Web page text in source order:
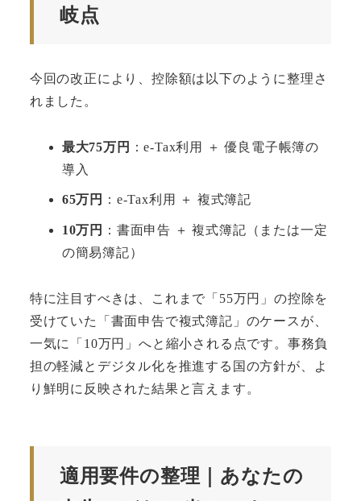
岐点
今回の改正により、控除額は以下のように整理さ
れました。
最大75万円
：e-Tax利用 ＋ 優良電子帳簿の
導入
65万円 ：e-Tax利用 ＋ 複式簿記
10万円
：書面申告 ＋ 複式簿記（または一定
の簡易簿記）
特に注目すべきは、これまで「55万円」の控除を
受けていた「書面申告で複式簿記」のケースが、
一気に「10万円」へと縮小される点です。事務負
担の軽減とデジタル化を推進する国の方針が、よ
り鮮明に反映された結果と言えます。
適用要件の整理｜あなたの